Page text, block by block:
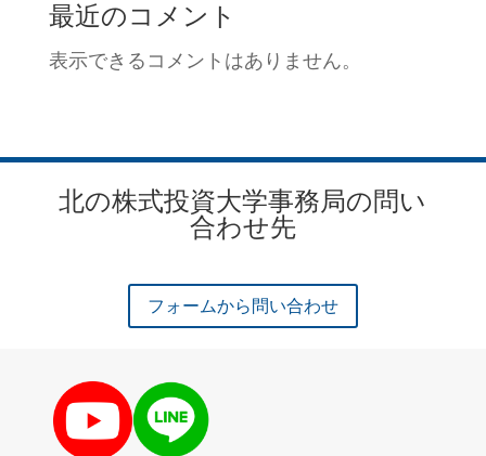
最近のコメント
表示できるコメントはありません。
北の株式投資大学事務局の問い
合わせ先
フォームから問い合わせ